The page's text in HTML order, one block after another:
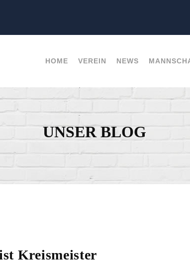
HOME VEREIN NEWS
UNSER BLOG
Kreismeister